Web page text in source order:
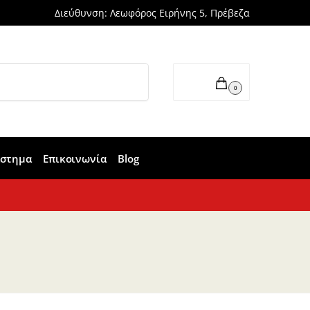
Διεύθυνση: Λεωφόρος Ειρήνης 5, Πρέβεζα
0
Επικοινωνία Blog